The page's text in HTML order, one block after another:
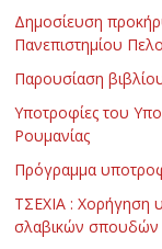
Δημοσίευση
Πανεπιστημίου
Παρουσίαση
Υποτροφίες του
Ρουμανίας
Πρόγραμμα
ΤΣΕΧΙΑ : Χορήγηση
σλαβικών σπουδών